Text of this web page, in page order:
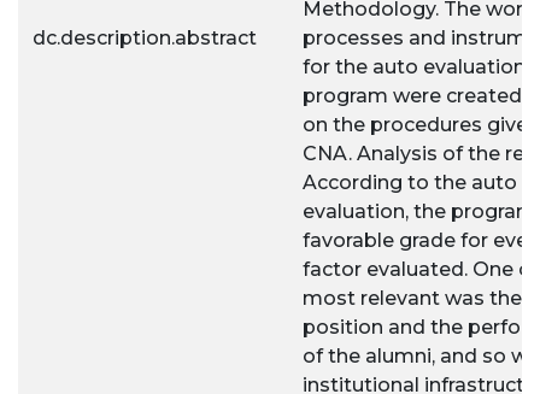
dc.description.abstract
Methodology. The work
processes and
for the auto evaluation
program were created,
on the procedures
CNA. Analysis of the
According to the auto
evaluation, the program
favorable grade for
factor evaluated. One
most relevant was the
position and the
of the alumni, and so
institutional